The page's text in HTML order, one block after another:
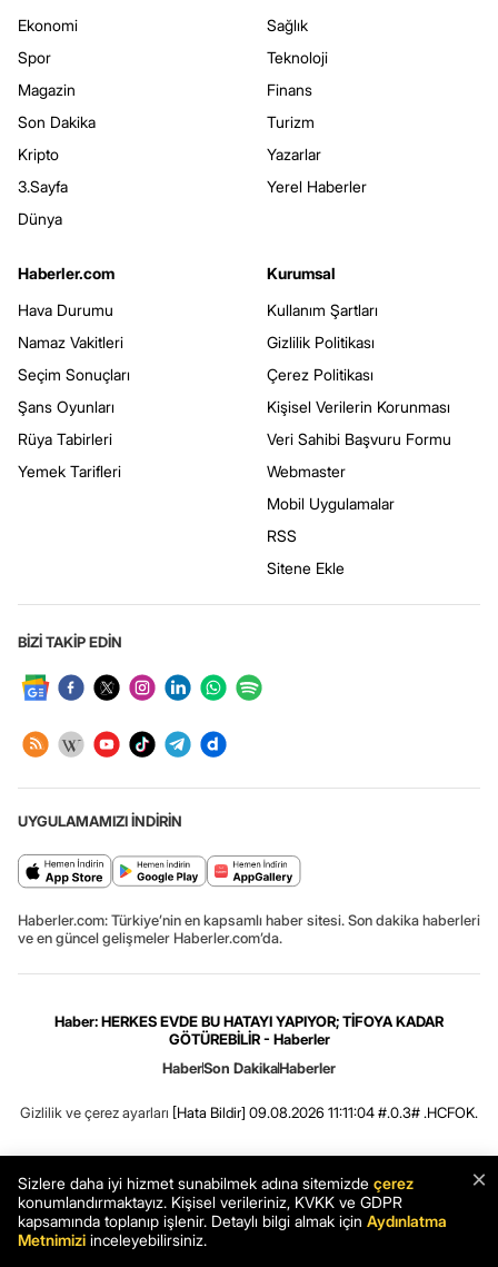
Ekonomi
Spor
Magazin
Son Dakika
Kripto
3.Sayfa
Dünya
Sağlık
Teknoloji
Finans
Turizm
Yazarlar
Yerel Haberler
Haberler.com
Hava Durumu
Namaz Vakitleri
Seçim Sonuçları
Şans Oyunları
Rüya Tabirleri
Yemek Tarifleri
Kurumsal
Kullanım Şartları
Gizlilik Politikası
Çerez Politikası
Kişisel Verilerin Korunması
Veri Sahibi Başvuru Formu
Webmaster
Mobil Uygulamalar
RSS
Sitene Ekle
BİZİ TAKİP EDİN
UYGULAMAMIZI İNDİRİN
Haberler.com: Türkiye’nin en kapsamlı haber sitesi. Son dakika haberleri
ve en güncel gelişmeler Haberler.com’da.
Haber: HERKES EVDE BU HATAYI YAPIYOR; TİFOYA KADAR
GÖTÜREBİLİR - Haberler
HaberSon DakikaHaberler
Gizlilik ve çerez ayarları [Hata Bildir] 09.08.2026 11:11:04 #.0.3# .HCFOK.
×
Sizlere daha iyi hizmet sunabilmek adına sitemizde çerez
konumlandırmaktayız. Kişisel verileriniz, KVKK ve GDPR
kapsamında toplanıp işlenir. Detaylı bilgi almak için Aydınlatma
Metnimizi inceleyebilirsiniz.